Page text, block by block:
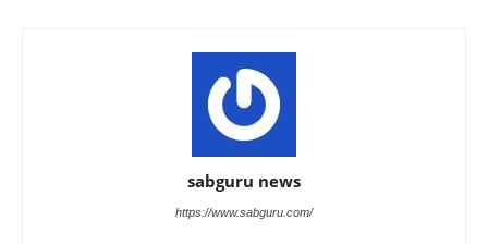
sabguru news
https://www.sabguru.com/